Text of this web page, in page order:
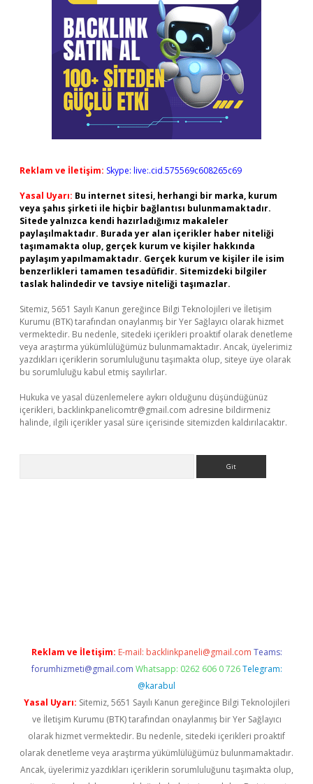
Reklam ve İletişim: Skype: live:.cid.575569c608265c69
Yasal Uyarı: Bu internet sitesi, herhangi bir marka, kurum
veya şahıs şirketi ile hiçbir bağlantısı bulunmamaktadır.
Sitede yalnızca kendi hazırladığımız makaleler
paylaşılmaktadır. Burada yer alan içerikler haber niteliği
taşımamakta olup, gerçek kurum ve kişiler hakkında
paylaşım yapılmamaktadır. Gerçek kurum ve kişiler ile isim
benzerlikleri tamamen tesadüfidir. Sitemizdeki bilgiler
taslak halindedir ve tavsiye niteliği taşımazlar.
Sitemiz, 5651 Sayılı Kanun gereğince Bilgi Teknolojileri ve İletişim
Kurumu (BTK) tarafından onaylanmış bir Yer Sağlayıcı olarak hizmet
vermektedir. Bu nedenle, sitedeki içerikleri proaktif olarak denetleme
veya araştırma yükümlülüğümüz bulunmamaktadır. Ancak, üyelerimiz
yazdıkları içeriklerin sorumluluğunu taşımakta olup, siteye üye olarak
bu sorumluluğu kabul etmiş sayılırlar.
Hukuka ve yasal düzenlemelere aykırı olduğunu düşündüğünüz
içerikleri, backlinkpanelicomtr@gmail.com adresine bildirmeniz
halinde, ilgili içerikler yasal süre içerisinde sitemizden kaldırılacaktır.
Reklam ve İletişim: E-mail: backlinkpaneli@gmail.com Teams:
forumhizmeti@gmail.com Whatsapp: 0262 606 0 726 Telegram:
@karabul
Yasal Uyarı: Sitemiz, 5651 Sayılı Kanun gereğince Bilgi Teknolojileri
ve İletişim Kurumu (BTK) tarafından onaylanmış bir Yer Sağlayıcı
olarak hizmet vermektedir. Bu nedenle, sitedeki içerikleri proaktif
olarak denetleme veya araştırma yükümlülüğümüz bulunmamaktadır.
Ancak, üyelerimiz yazdıkları içeriklerin sorumluluğunu taşımakta olup,